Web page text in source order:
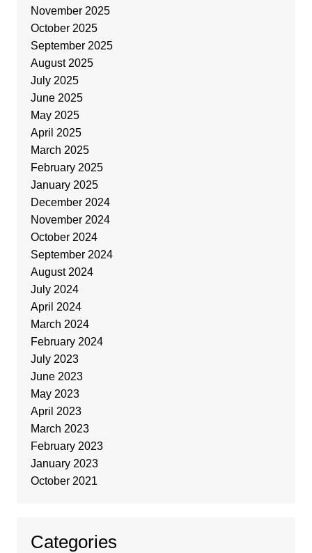
November 2025
October 2025
September 2025
August 2025
July 2025
June 2025
May 2025
April 2025
March 2025
February 2025
January 2025
December 2024
November 2024
October 2024
September 2024
August 2024
July 2024
April 2024
March 2024
February 2024
July 2023
June 2023
May 2023
April 2023
March 2023
February 2023
January 2023
October 2021
Categories